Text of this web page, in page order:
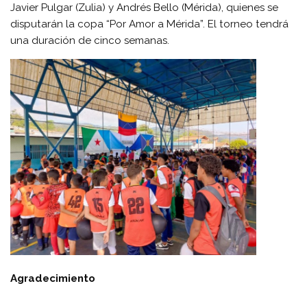
Javier Pulgar (Zulia) y Andrés Bello (Mérida), quienes se
disputarán la copa “Por Amor a Mérida”. El torneo tendrá
una duración de cinco semanas.
Agradecimiento